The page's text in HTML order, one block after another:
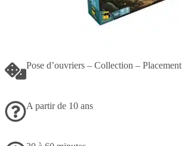
Pose d’ouvriers – Collection – Placement
A partir de 10 ans